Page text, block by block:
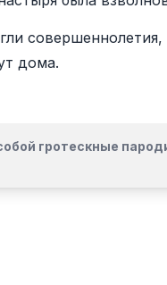
совершеннолетия,
дома.
гротескные